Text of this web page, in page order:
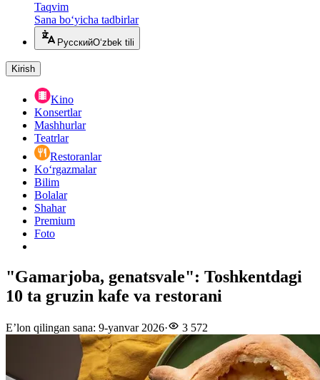
Taqvim
Sana bo‘yicha tadbirlar
РусскийO‘zbek tili
Kirish
Kino
Konsertlar
Mashhurlar
Teatrlar
Restoranlar
Ko‘rgazmalar
Bilim
Bolalar
Shahar
Premium
Foto
"Gamarjoba, genatsvale": Toshkentdagi
10 ta gruzin kafe va restorani
E’lon qilingan sana: 9-yanvar 2026· 3 572